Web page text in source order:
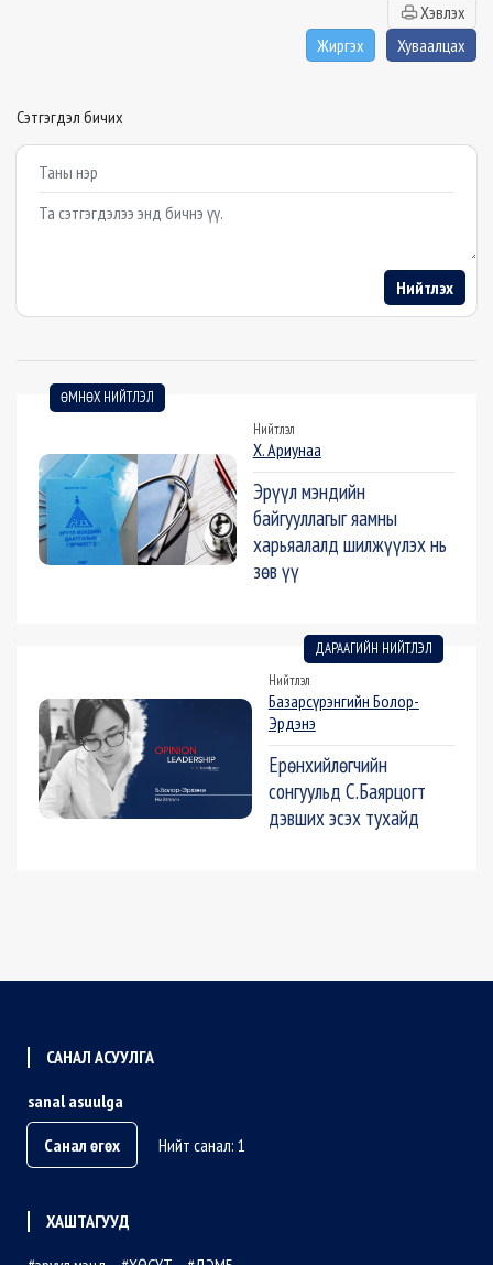
Хэвлэх
Жиргэх
Хуваалцах
Сэтгэгдэл бичих
Example textarea
Нийтлэх
ӨМНӨХ НИЙТЛЭЛ
Нийтлэл
Х. Ариунаа
Эрүүл мэндийн
байгууллагыг яамны
харьяалалд шилжүүлэх нь
зөв үү
ДАРААГИЙН НИЙТЛЭЛ
Нийтлэл
Базарсүрэнгийн Болор-
Эрдэнэ
Ерөнхийлөгчийн
сонгуульд С.Баярцогт
дэвших эсэх тухайд
САНАЛ АСУУЛГА
sanal asuulga
Санал өгөх
Нийт санал: 1
ХАШТАГУУД